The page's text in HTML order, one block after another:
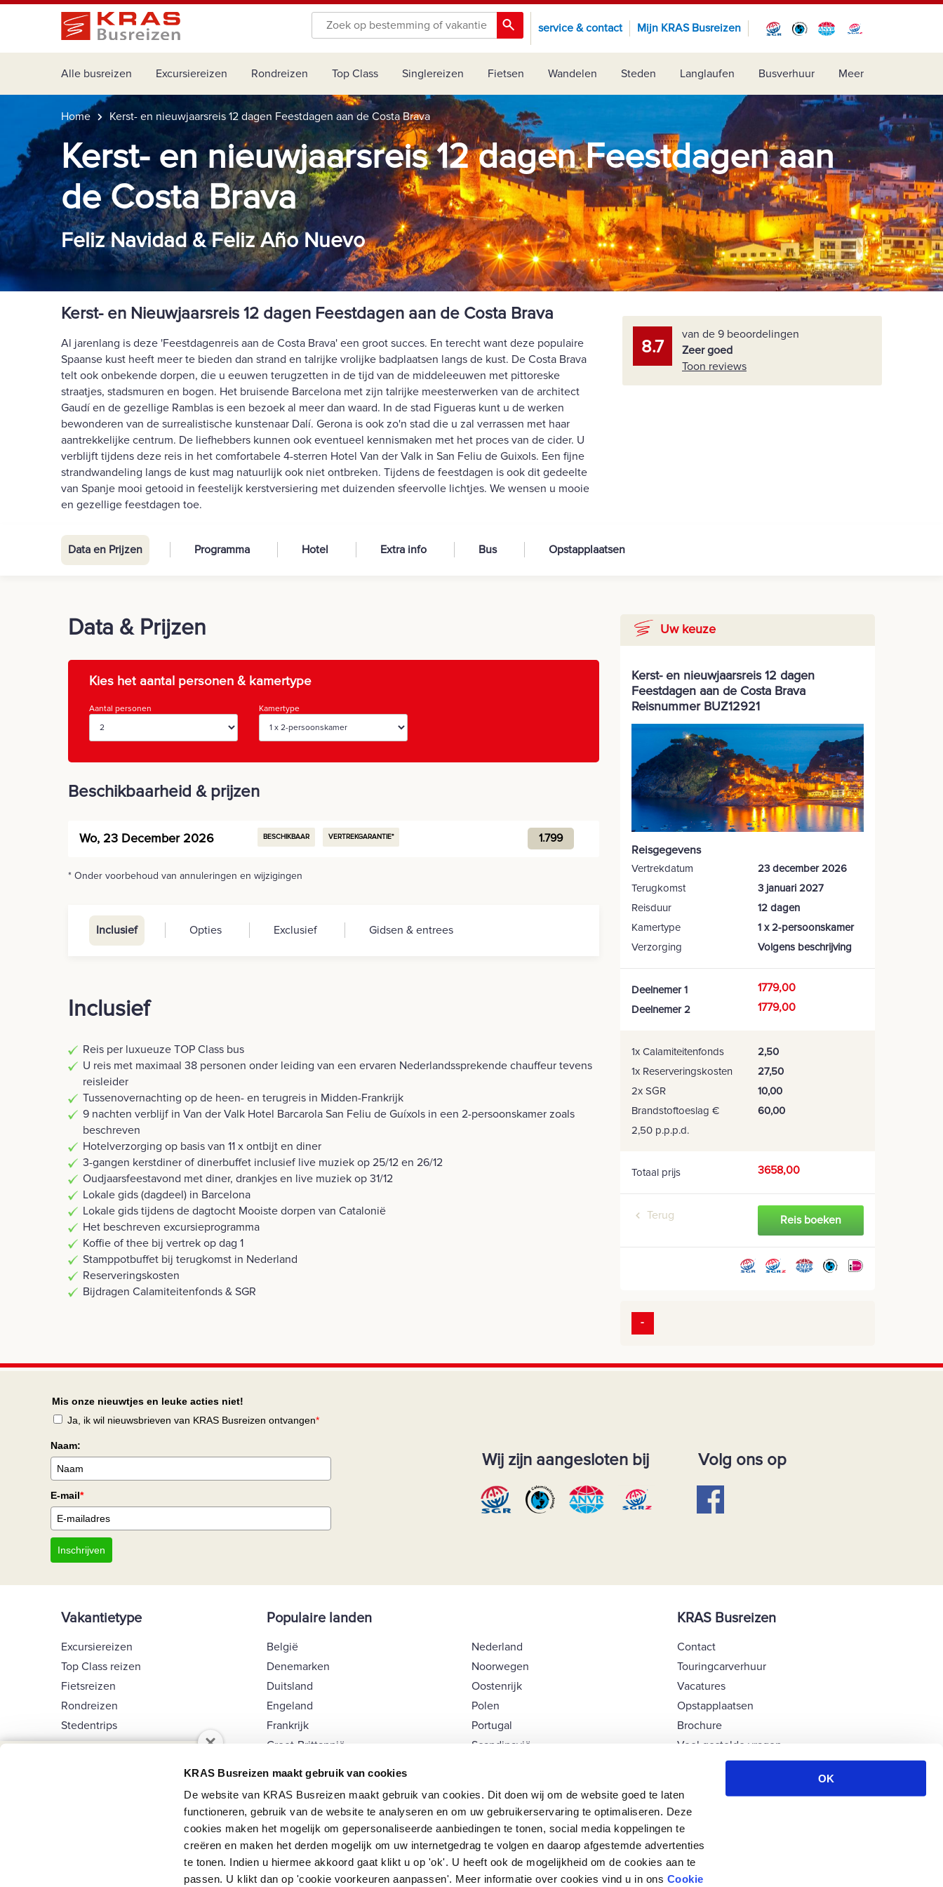
KRAS Busreizen maakt gebruik van cookies
De website van KRAS Busreizen maakt gebruik van cookies. Dit doen wij om de website goed te laten
functioneren, gebruik van de website te analyseren en om uw gebruikerservaring te optimaliseren. Deze
cookies maken het mogelijk om gepersonaliseerde aanbiedingen te tonen, social media koppelingen te
creëren en maken het derden mogelijk om uw internetgedrag te volgen en daarop afgestemde advertenties
te tonen. Indien u hiermee akkoord gaat klikt u op 'ok'. U heeft ook de mogelijkheid om de cookies aan te
passen. U klikt dan op 'cookie voorkeuren aanpassen'. Meer informatie over cookies vind u in ons Cookie
OK
service & contact Mijn KRAS Busreizen
Alle busreizen Excursiereizen Rondreizen Top Class Singlereizen Fietsen Wandelen Steden Langlaufen Busverhuur Meer
Schrijf je in op de nieuwsbrief van KRAS
Busreizen en blijf op de hoogte van de
Home Kerst- en nieuwjaarsreis 12 dagen Feestdagen aan de Costa Brava
Kerst- en nieuwjaarsreis 12 dagen Feestdagen aan
de Costa Brava
Feliz Navidad & Feliz Año Nuevo
Kerst- en Nieuwjaarsreis 12 dagen Feestdagen aan de Costa Brava
Al jarenlang is deze 'Feestdagenreis aan de Costa Brava' een groot succes. En terecht want deze populaire
Spaanse kust heeft meer te bieden dan strand en talrijke vrolijke badplaatsen langs de kust. De Costa Brava
telt ook onbekende dorpen, die u eeuwen terugzetten in de tijd van de middeleeuwen met pittoreske
straatjes, stadsmuren en bogen. Het bruisende Barcelona met zijn talrijke meesterwerken van de architect
Gaudí en de gezellige Ramblas is een bezoek al meer dan waard. In de stad Figueras kunt u de werken
bewonderen van de surrealistische kunstenaar Dalí. Gerona is ook zo'n stad die u zal verrassen met haar
aantrekkelijke centrum. De liefhebbers kunnen ook eventueel kennismaken met het proces van de cider. U
verblijft tijdens deze reis in het comfortabele 4-sterren Hotel Van der Valk in San Feliu de Guixols. Een fijne
strandwandeling langs de kust mag natuurlijk ook niet ontbreken. Tijdens de feestdagen is ook dit gedeelte
van Spanje mooi getooid in feestelijk kerstversiering met duizenden sfeervolle lichtjes. We wensen u mooie
en gezellige feestdagen toe.
8.7
van de 9 beoordelingen
Zeer goed
Toon reviews
Data en Prijzen Programma Hotel Extra info Bus Opstapplaatsen
Data & Prijzen
Kies het aantal personen & kamertype
Aantal personen Kamertype
Beschikbaarheid & prijzen
Wo, 23 December 2026 BESCHIKBAAR VERTREKGARANTIE* 1.799
* Onder voorbehoud van annuleringen en wijzigingen
Inclusief Opties Exclusief Gidsen & entrees
Inclusief
Reis per luxueuze TOP Class bus
U reis met maximaal 38 personen onder leiding van een ervaren Nederlandssprekende chauffeur tevens
reisleider
Tussenovernachting op de heen- en terugreis in Midden-Frankrijk
9 nachten verblijf in Van der Valk Hotel Barcarola San Feliu de Guíxols in een 2-persoonskamer zoals
beschreven
Hotelverzorging op basis van 11 x ontbijt en diner
3-gangen kerstdiner of dinerbuffet inclusief live muziek op 25/12 en 26/12
Oudjaarsfeestavond met diner, drankjes en live muziek op 31/12
Lokale gids (dagdeel) in Barcelona
Lokale gids tijdens de dagtocht Mooiste dorpen van Catalonië
Het beschreven excursieprogramma
Koffie of thee bij vertrek op dag 1
Stamppotbuffet bij terugkomst in Nederland
Reserveringskosten
Bijdragen Calamiteitenfonds & SGR
Uw keuze
Kerst- en nieuwjaarsreis 12 dagen
Feestdagen aan de Costa Brava
Reisnummer BUZ12921
Reisgegevens
Vertrekdatum
23 december 2026
Terugkomst
3 januari 2027
Reisduur
12 dagen
Kamertype
1 x 2-persoonskamer
Verzorging
Volgens beschrijving
Deelnemer 1 1779,00
Deelnemer 2 1779,00
1x Calamiteitenfonds
2,50
1x Reserveringskosten
27,50
2x SGR
10,00
Brandstoftoeslag €
2,50 p.p.p.d.
60,00
Totaal prijs 3658,00
Terug Reis boeken
-
Mis onze nieuwtjes en leuke acties niet!
Ja, ik wil nieuwsbrieven van KRAS Busreizen ontvangen*
Naam:
E-mail*
Inschrijven
Wij zijn aangesloten bij Volg ons op
Vakantietype
Excursiereizen
Top Class reizen
Fietsreizen
Rondreizen
Stedentrips
Wandelreizen
Populaire landen
België
Denemarken
Duitsland
Engeland
Frankrijk
Groot-Brittannië
Luxemburg
Nederland
Noorwegen
Oostenrijk
Polen
Portugal
Scandinavië
Zwitserland
KRAS Busreizen
Contact
Touringcarverhuur
Vacatures
Opstapplaatsen
Brochure
Veel gestelde vragen
Groepsreizen op maat
Bussen & chauffeurs
Voorwaarden
Disclaimer, privacy & cookies